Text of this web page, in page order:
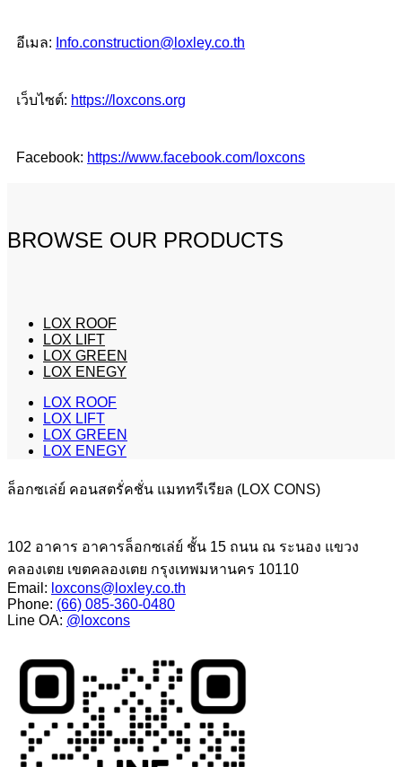
อีเมล: Info.construction@loxley.co.th
เว็บไซต์: https://loxcons.org
Facebook: https://www.facebook.com/loxcons
BROWSE OUR PRODUCTS
LOX ROOF
LOX LIFT
LOX GREEN
LOX ENEGY
LOX ROOF
LOX LIFT
LOX GREEN
LOX ENEGY
ล็อกซเล่ย์ คอนสตรั่คชั่น แมททรีเรียล (LOX CONS)
102 อาคาร อาคารล็อกซเล่ย์ ชั้น 15 ถนน ณ ระนอง แขวง
คลองเตย เขตคลองเตย กรุงเทพมหานคร 10110
Email: loxcons@loxley.co.th
Phone: (66) 085-360-0480
Line OA: @loxcons